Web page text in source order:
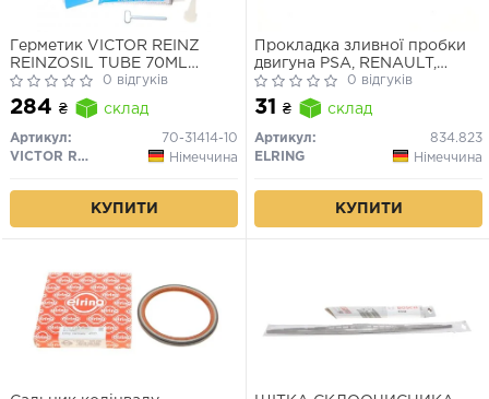
Герметик VICTOR REINZ
REINZOSIL TUBE 70ML
-50/+300 (антрацит)
0 відгуків
284 ₴ склад
Артикул:
70-31414-10
VICTOR REINZ
Німеччина
КУПИТИ
Прокладка зливної пробки
двигуна PSA, RENAULT,
VOLVO 16.7X24X1.5
0 відгуків
31 ₴ склад
Артикул:
834.823
ELRING
Німеччина
КУПИТИ